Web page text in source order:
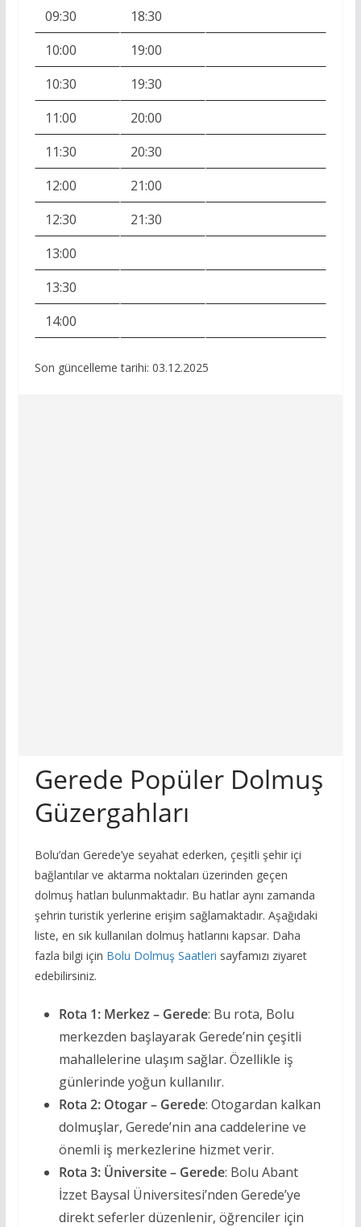
09:30
18:30
10:00
19:00
10:30
19:30
11:00
20:00
11:30
20:30
12:00
21:00
12:30
21:30
13:00
13:30
14:00
Son güncelleme tarihi: 03.12.2025
Gerede Popüler Dolmuş
Güzergahları
Bolu’dan Gerede’ye seyahat ederken, çeşitli şehir içi
bağlantılar ve aktarma noktaları üzerinden geçen
dolmuş hatları bulunmaktadır. Bu hatlar aynı zamanda
şehrin turistik yerlerine erişim sağlamaktadır. Aşağıdaki
liste, en sık kullanılan dolmuş hatlarını kapsar. Daha
fazla bilgi için Bolu Dolmuş Saatleri sayfamızı ziyaret
edebilirsiniz.
Rota 1: Merkez – Gerede: Bu rota, Bolu
merkezden başlayarak Gerede’nin çeşitli
mahallelerine ulaşım sağlar. Özellikle iş
günlerinde yoğun kullanılır.
Rota 2: Otogar – Gerede: Otogardan kalkan
dolmuşlar, Gerede’nin ana caddelerine ve
önemli iş merkezlerine hizmet verir.
Rota 3: Üniversite – Gerede: Bolu Abant
İzzet Baysal Üniversitesi’nden Gerede’ye
direkt seferler düzenlenir, öğrenciler için